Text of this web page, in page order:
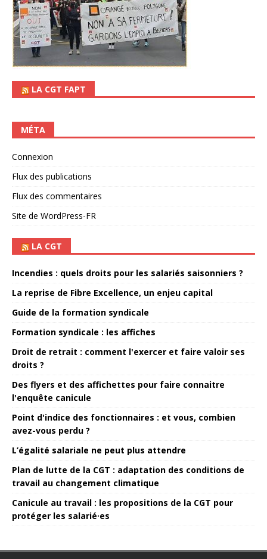
LA CGT FAPT
MÉTA
Connexion
Flux des publications
Flux des commentaires
Site de WordPress-FR
LA CGT
Incendies : quels droits pour les salariés saisonniers ?
La reprise de Fibre Excellence, un enjeu capital
Guide de la formation syndicale
Formation syndicale : les affiches
Droit de retrait : comment l'exercer et faire valoir ses
droits ?
Des flyers et des affichettes pour faire connaitre
l'enquête canicule
Point d'indice des fonctionnaires : et vous, combien
avez-vous perdu ?
L’égalité salariale ne peut plus attendre
Plan de lutte de la CGT : adaptation des conditions de
travail au changement climatique
Canicule au travail : les propositions de la CGT pour
protéger les salarié·es